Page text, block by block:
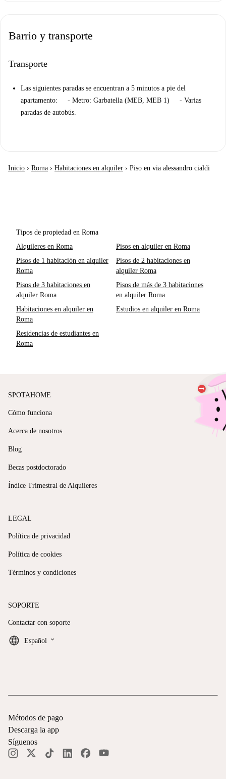
Barrio y transporte
Transporte
Las siguientes paradas se encuentran a 5 minutos a pie del
apartamento: - Metro: Garbatella (MEB, MEB 1) - Varias
paradas de autobús.
Inicio › Roma › Habitaciones en alquiler › Piso en via alessandro cialdi
Tipos de propiedad en Roma
Alquileres en Roma
Pisos en alquiler en Roma
Pisos de 1 habitación en alquiler
Roma
Pisos de 2 habitaciones en
alquiler Roma
Pisos de 3 habitaciones en
alquiler Roma
Pisos de más de 3 habitaciones
en alquiler Roma
Habitaciones en alquiler en
Roma
Estudios en alquiler en Roma
Residencias de estudiantes en
Roma
SPOTAHOME
Cómo funciona
Acerca de nosotros
Blog
Becas postdoctorado
Índice Trimestral de Alquileres
LEGAL
Política de privacidad
Política de cookies
Términos y condiciones
SOPORTE
Contactar con soporte
Español keyboard_arrow_down
Métodos de pago
Descarga la app
Síguenos